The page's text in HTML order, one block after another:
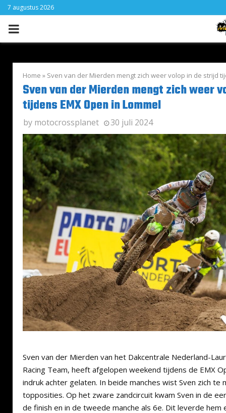
7 augustus 2026
PRIMARY
Home » Sven van der Mierden mengt zich weer volop in de strijd
Sven van der Mierden mengt zich weer
tijdens EMX Open in Lommel
by motocrossplanet 30 juli 2024
Sven van der Mierden van het Dakcentrale Nederland-
Racing Team, heeft afgelopen weekend tijdens de EMX
indruk achter gelaten. In beide manches wist Sven zich te
topposities. Op het zware zandcircuit kwam Sven in de
de finish en in de tweede manche als 6e. Dit leverde hem